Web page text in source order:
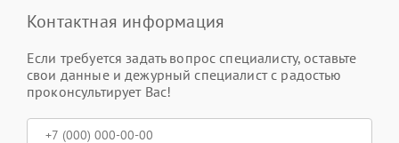
Контактная информация
Если требуется задать вопрос специалисту, оставьте
свои данные и дежурный специалист с радостью
проконсультирует Вас!